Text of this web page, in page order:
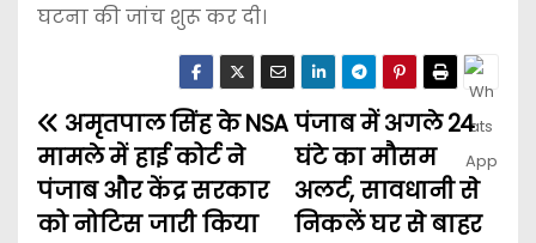
घटना की जांच शुरू कर दी।
पंजाब में अगले 24
घंटे का मौसम
अलर्ट, सावधानी से
निकलें घर से बाहर
अमृतपाल सिंह के NSA
मामले में हाई कोर्ट ने
पंजाब और केंद्र सरकार
को नोटिस जारी किया